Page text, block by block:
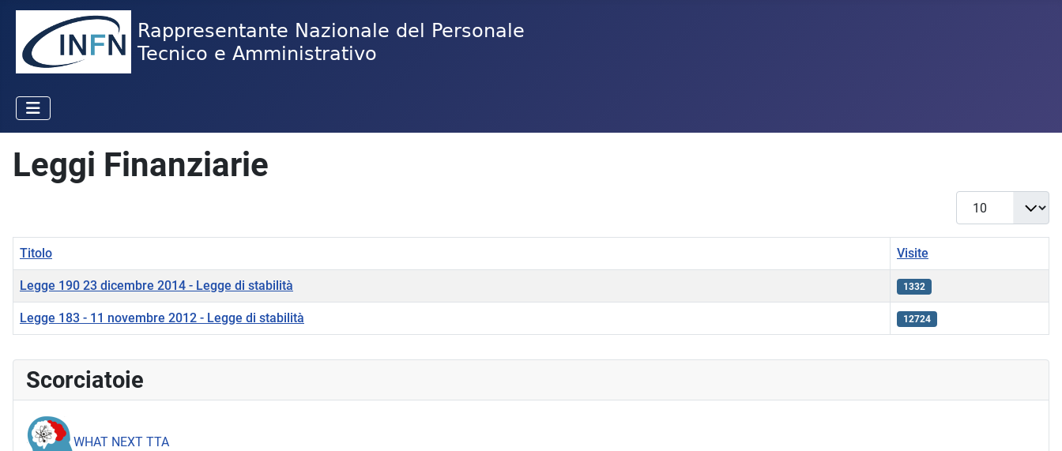
Scorciatoie
WHAT NEXT TTA
Leggi Finanziarie
Visualizza #
Titolo Visite
Legge 190 23 dicembre 2014 - Legge di stabilità 1332
Legge 183 - 11 novembre 2012 - Legge di stabilità 12724